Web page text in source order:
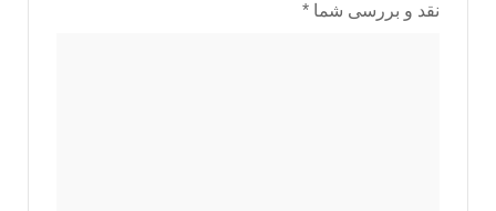
نقد و بررسی شما *